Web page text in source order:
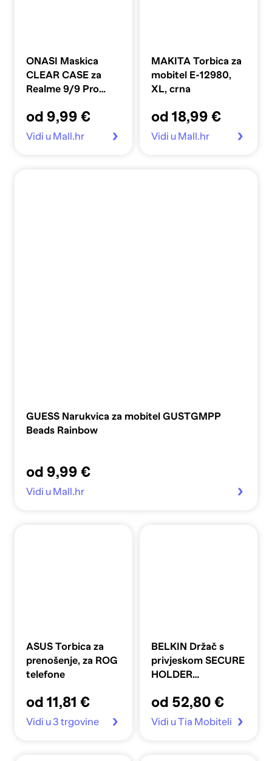
ONASI Maskica
CLEAR CASE za
Realme 9/9 Pro
silikonska
od 9,99 €
Vidi u Mall.hr
MAKITA Torbica za
mobitel E-12980,
XL, crna
od 18,99 €
Vidi u Mall.hr
GUESS Narukvica za mobitel GUSTGMPP
Beads Rainbow
od 9,99 €
Vidi u Mall.hr
ASUS Torbica za
prenošenje, za ROG
telefone
od 11,81 €
Vidi u 3 trgovine
BELKIN Držač s
privjeskom SECURE
HOLDER
vodootporan, crni
od 52,80 €
Vidi u Tia Mobiteli